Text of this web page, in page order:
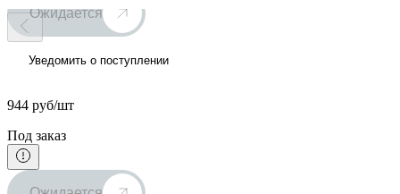
Ожидается
Уведомить о поступлении
944 руб/шт
Под заказ